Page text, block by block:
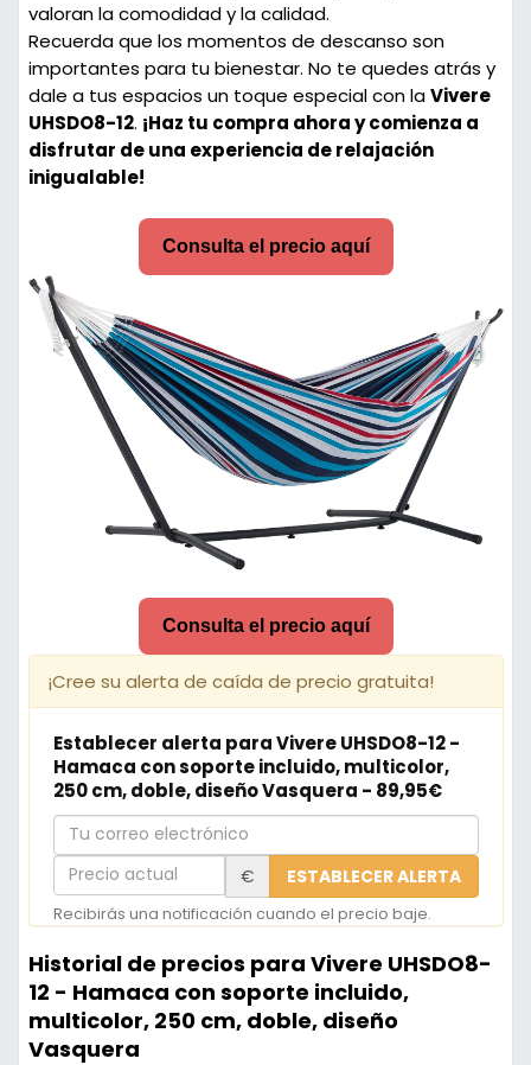
valoran la comodidad y la calidad.
Recuerda que los momentos de descanso son
importantes para tu bienestar. No te quedes atrás y
dale a tus espacios un toque especial con laVivere
UHSDO8-12. ¡Haz tu compra ahora y comienza a
disfrutar de una experiencia de relajación
inigualable!
Consulta el precio aquí
Consulta el precio aquí
¡Cree su alerta de caída de precio gratuita!
Establecer alerta para Vivere UHSDO8-12 -
Hamaca con soporte incluido, multicolor,
250 cm, doble, diseño Vasquera - 89,95€
Tu
correo
electrónico
Precio
actual
€ ESTABLECER ALERTA
Recibirás una notificación cuando el precio baje.
Historial de precios para Vivere UHSDO8-
12 - Hamaca con soporte incluido,
multicolor, 250 cm, doble, diseño
Vasquera